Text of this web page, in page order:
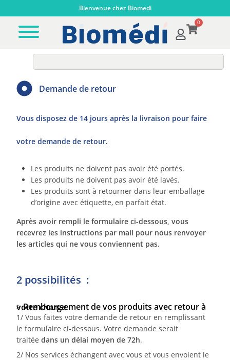
Bienvenue chez Biomedi
0
Demande de retour
Vous disposez de 14 jours après la livraison pour faire
votre demande de retour.
Les produits ne doivent pas avoir été portés.
Les produits ne doivent pas avoir été lavés.
Les produits sont à retourner dans leur emballage
d’origine avec étiquette, en parfait état.
Après avoir rempli le formulaire ci-dessous, vous
recevrez les instructions par mail pour nous renvoyer
les articles qui ne vous conviennent pas.
2 possibilités :
>Remboursementde vos produits avec
retour à votre charge.
1/ Vous faites votre demande de retour en remplissant
le formulaire ci-dessous. Votre demande serait
traitée dans un délai moyen de 72h.
2/ Nos services échangent avec vous et vous envoient le